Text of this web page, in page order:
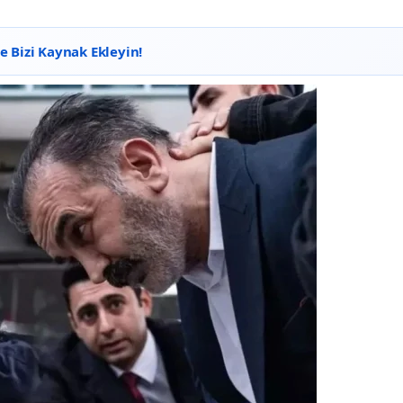
Bizi Kaynak Ekleyin!